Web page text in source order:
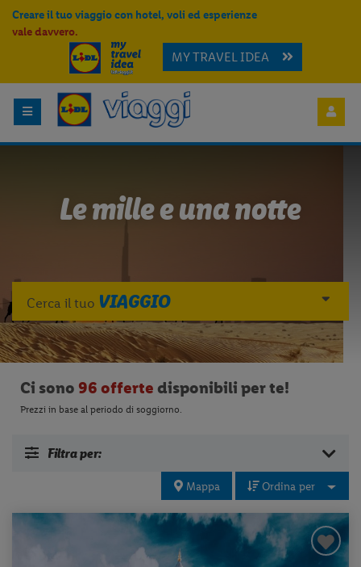
Creare il tuo viaggio con hotel, voli ed esperienze
vale davvero.
MY TRAVEL IDEA
Le mille e una notte
Cerca il tuo VIAGGIO
Ci sono 96 offerte disponibili per te!
Prezzi in base al periodo di soggiorno.
Filtra per:
Mappa Ordina per